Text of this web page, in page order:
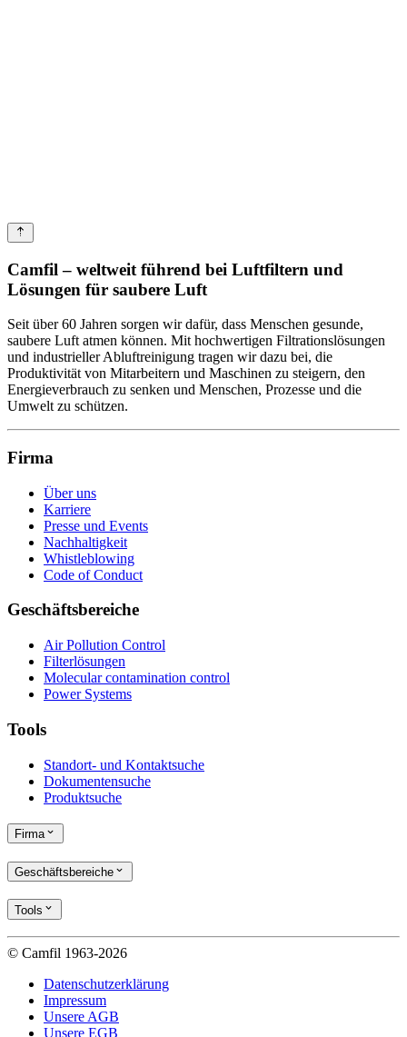
Camfil – weltweit führend bei Luftfiltern und
Lösungen für saubere Luft
Seit über 60 Jahren sorgen wir dafür, dass Menschen gesunde,
saubere Luft atmen können. Mit hochwertigen Filtrations­lösungen
und industrieller Abluftreinigung tragen wir dazu bei, die
Produktivität von Mitarbeitern und Maschinen zu steigern, den
Energieverbrauch zu senken und Menschen, Prozesse und die
Umwelt zu schützen.
Firma
Über uns
Karriere
Presse und Events
Nachhaltigkeit
Whistleblowing
Code of Conduct
Geschäftsbereiche
Air Pollution Control
Filterlösungen
Molecular contamination control
Power Systems
Tools
Standort- und Kontaktsuche
Dokumentensuche
Produktsuche
Firma
Geschäftsbereiche
Tools
© Camfil 1963-2026
Datenschutzerklärung
Impressum
Unsere AGB
Unsere EGB